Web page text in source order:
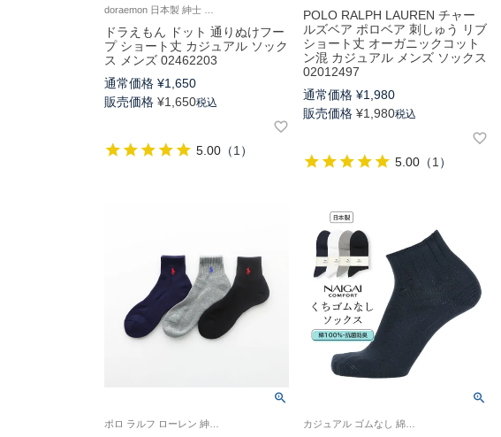
ドラえもん ドット 通りぬけフー
プ ショート丈 カジュアル ソック
ス メンズ 02462203
通常価格 ¥1,650
販売価格 ¥1,650税込
5.00 （1 ）
POLO RALPH LAUREN チャー
ルズベア ポロベア 刺しゅう リブ
ショート丈 オーガニックコット
ン混 カジュアル メンズ ソックス
02012497
通常価格 ¥1,980
販売価格 ¥1,980税込
5.00（1 ）
カジュアル ゴムなし 綿100％ リブ ショート丈 男性 旧02302507